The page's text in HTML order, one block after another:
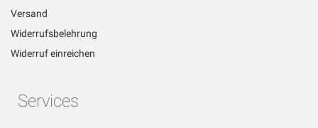
Versand
Widerrufsbelehrung
Widerruf einreichen
Services